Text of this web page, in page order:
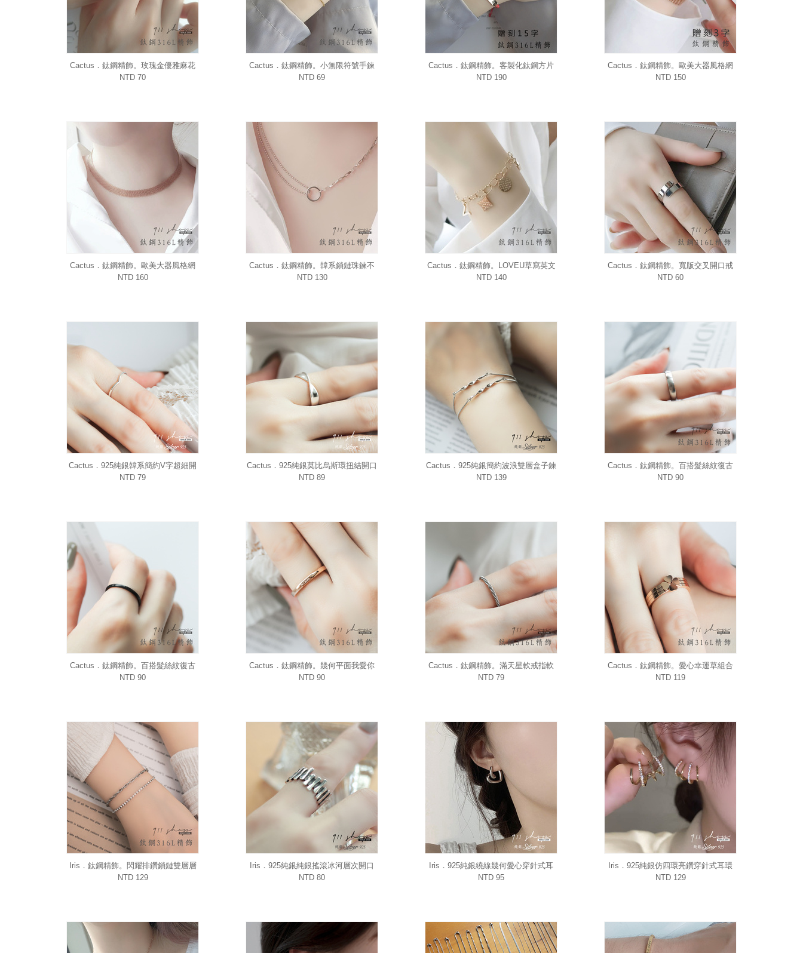
Cactus．鈦鋼精飾。玫瑰金優雅麻花
戒指
NTD 70
Cactus．鈦鋼精飾。小無限符號手鍊
手環
NTD 69
Cactus．鈦鋼精飾。客製化鈦鋼方片
尼龍抽繩手環手鍊腳鍊情侶對環(附15
NTD 190
Cactus．鈦鋼精飾。歐美大器風格網
狀手鍊/贈3字雷射刻字
NTD 150
Cactus．鈦鋼精飾。歐美大器風格網
狀頸鍊短項鍊鎖骨鍊
NTD 160
Cactus．鈦鋼精飾。韓系鎖鏈珠鍊不
對稱圈圈項鍊鎖骨鍊
NTD 130
Cactus．鈦鋼精飾。LOVEU草寫英文
幾何圖形鎖頭吊墜手鍊手環
NTD 140
Cactus．鈦鋼精飾。寬版交叉開口戒
指(可另購刻字)
NTD 60
Cactus．925純銀韓系簡約V字超細開
口戒指
NTD 79
Cactus．925純銀莫比烏斯環扭結開口
寬版戒指
NTD 89
Cactus．925純銀簡約波浪雙層盒子鍊
手鍊手環
NTD 139
Cactus．鈦鋼精飾。百搭髮絲紋復古
戒指(可另購刻字)
NTD 90
Cactus．鈦鋼精飾。百搭髮絲紋復古
細戒指
NTD 90
Cactus．鈦鋼精飾。幾何平面我愛你
法文戒指
NTD 90
Cactus．鈦鋼精飾。滿天星軟戒指軟
鍊鏈戒鍊戒
NTD 79
Cactus．鈦鋼精飾。愛心幸運草組合
拼圖三件組戒指
NTD 119
Iris．鈦鋼精飾。閃耀排鑽鎖鏈雙層層
次手鍊
NTD 129
Iris．925純銀純銀搖滾冰河層次開口
戒指
NTD 80
Iris．925純銀繞線幾何愛心穿針式耳
環
NTD 95
Iris．925純銀仿四環亮鑽穿針式耳環
NTD 129